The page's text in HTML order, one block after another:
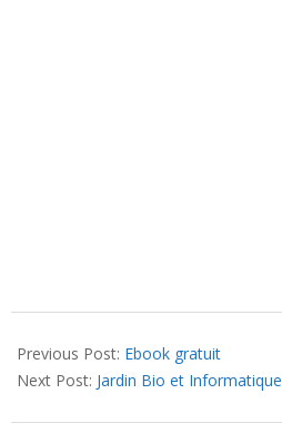
01-
18
Previous Post: Ebook gratuit
Next Post: Jardin Bio et Informatique